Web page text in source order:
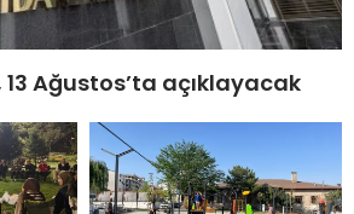
13 Ağustos’ta açıklayacak